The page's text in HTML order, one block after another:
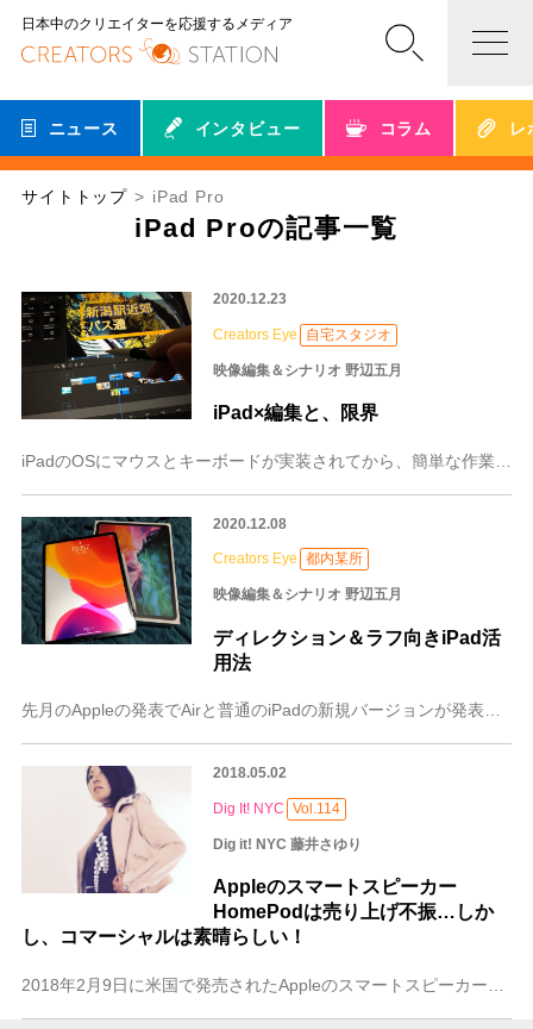
日本中のクリエイターを応援するメディア
ニュース インタビュー コラム レ
サイトトップ iPad Pro
iPad Proの記事一覧
2020.12.23
Creators Eye 自宅スタジオ
映像編集＆シナリオ 野辺五月
iPad×編集と、限界
2020.12.08
Creators Eye 都内某所
映像編集＆シナリオ 野辺五月
ディレクション＆ラフ向きiPad活
用法
先月のAppleの発表でAirと普通のiPadの新規バージョンが発表されたことを受け、興味がわいてきた私は「サブマシン」として、iPad proを購入しました。
2018.05.02
Dig It! NYC Vol.114
Dig it! NYC 藤井さゆり
Appleのスマートスピーカー
HomePodは売り上げ不振…しか
し、コマーシャルは素晴らしい！